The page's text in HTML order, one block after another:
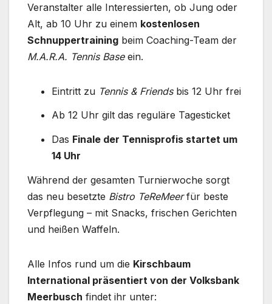
Veranstalter alle Interessierten, ob Jung oder
Alt, ab 10 Uhr zu einem kostenlosen
Schnuppertraining beim Coaching-Team der
M.A.R.A. Tennis Baseein.
Eintritt zu Tennis & Friendsbis 12 Uhr frei
Ab 12 Uhr gilt das reguläre Tagesticket
Das Finale der Tennisprofis startet um
14 Uhr
Während der gesamten Turnierwoche sorgt
das neu besetzte Bistro TeReMeerfür beste
Verpflegung – mit Snacks, frischen Gerichten
und heißen Waffeln.
Alle Infos rund um die Kirschbaum
International präsentiert von der Volksbank
Meerbusch findet ihr unter: